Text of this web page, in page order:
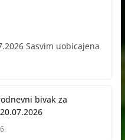
Sasvim uobicajena
bivak za